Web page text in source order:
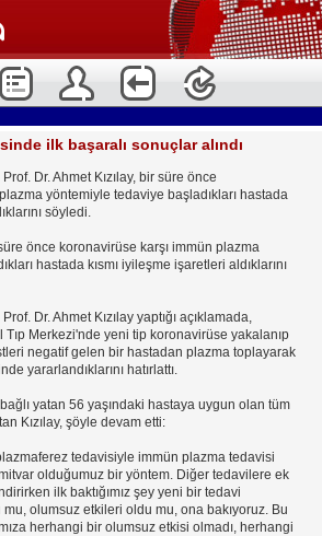
ilk başaralı sonuçlar alındı
Dr. Ahmet Kızılay, bir süre önce
yöntemiyle tedaviye başladıkları hastada
söyledi.
önce koronavirüse karşı immün plazma
hastada kısmı iyileşme işaretleri aldıklarını
Dr. Ahmet Kızılay yaptığı açıklamada,
Merkezi'nde yeni tip koronavirüse yakalanıp
negatif gelen bir hastadan plazma toplayarak
yararlandıklarını hatırlattı.
yatan 56 yaşındaki hastaya uygun olan tüm
Kızılay, şöyle devam etti:
tedavisiyle immün plazma tedavisi
olduğumuz bir yöntem. Diğer tedavilere ek
ilk baktığımız şey yeni bir tedavi
olumsuz etkileri oldu mu, ona bakıyoruz. Bu
herhangi bir olumsuz etkisi olmadı, herhangi